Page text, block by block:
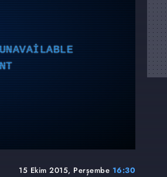
15 Ekim 2015, Perşembe 16:30